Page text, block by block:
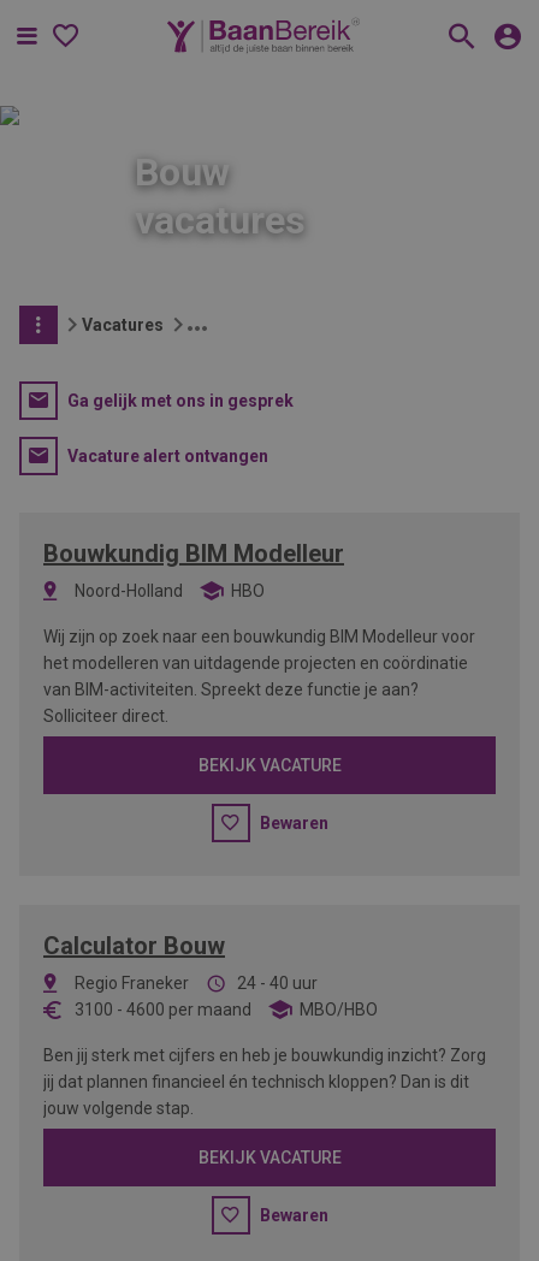
Menu
Bouw
vacatures
Vacatures
Ga gelijk met ons in gesprek
Vacature alert ontvangen
Bouwkundig BIM Modelleur
Noord-Holland HBO
Wij zijn op zoek naar een bouwkundig BIM Modelleur voor
het modelleren van uitdagende projecten en coördinatie
van BIM-activiteiten. Spreekt deze functie je aan?
Solliciteer direct.
BEKIJK VACATURE
Bewaren
Calculator Bouw
Regio Franeker
24 - 40 uur
3100 - 4600 per maand MBO/HBO
Ben jij sterk met cijfers en heb je bouwkundig inzicht? Zorg
jij dat plannen financieel én technisch kloppen? Dan is dit
jouw volgende stap.
BEKIJK VACATURE
Bewaren